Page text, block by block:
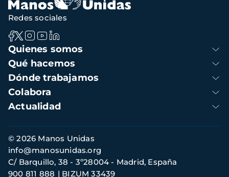
Navegación
principal
Quienes somos
Qué hacemos
Dónde trabajamos
Colabora
Actualidad
Redes sociales
Información
de
contacto
© 2026 Manos Unidas
C/ Barquillo, 38 - 3º28004 - Madrid, España
900 811 888
BIZUM 33439
info@manosunidas.org